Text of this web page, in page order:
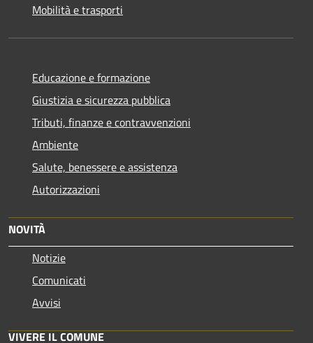
Mobilità e trasporti
Educazione e formazione
Giustizia e sicurezza pubblica
Tributi, finanze e contravvenzioni
Ambiente
Salute, benessere e assistenza
Autorizzazioni
NOVITÀ
Notizie
Comunicati
Avvisi
VIVERE IL COMUNE